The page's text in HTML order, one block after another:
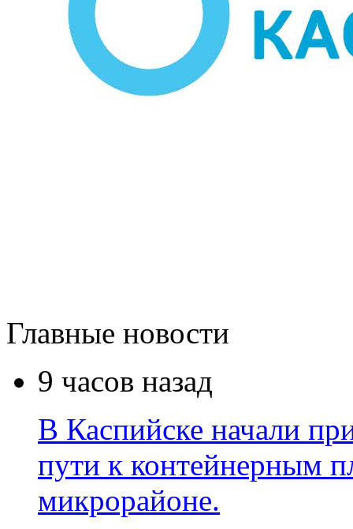
Главные новости
9 часов назад
В Каспийске начали
пути к контейнерным
микрорайоне.